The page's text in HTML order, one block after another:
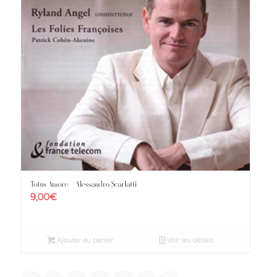
Totus Amore – Alessandro Scarlatti
9,00€
Ajouter au panier Voir les détails